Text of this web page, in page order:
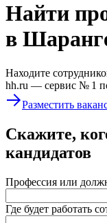
Найти
в
Находите
hh.ru — сервис № 1
Разместить
Скажите,
кандидатов
Профессия или
Где будет работать